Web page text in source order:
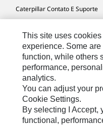
Caterpillar Contato E Suporte
Mapa Do Local
Cookie Settings
Legal
Privacidade
This site uses
experience. Some
function, while others
performance,
analytics.
You can adjust your
Cookie Settings.
By selecting I Accept,
functional,